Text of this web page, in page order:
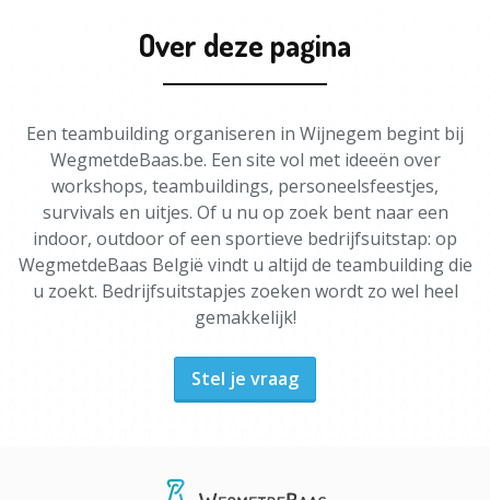
Over deze pagina
Een teambuilding organiseren in Wijnegem begint bij
WegmetdeBaas.be. Een site vol met ideeën over
workshops, teambuildings, personeelsfeestjes,
survivals en uitjes. Of u nu op zoek bent naar een
indoor, outdoor of een sportieve bedrijfsuitstap: op
WegmetdeBaas België vindt u altijd de teambuilding die
u zoekt. Bedrijfsuitstapjes zoeken wordt zo wel heel
gemakkelijk!
Stel je vraag